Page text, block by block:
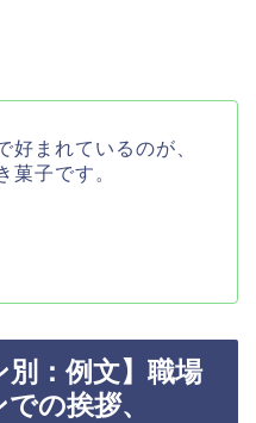
好まれているのが、
菓子です。
別：例文】職場
の挨拶、